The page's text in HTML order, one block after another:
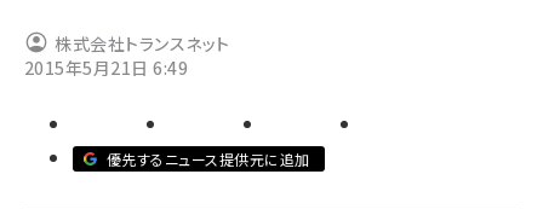
youtube (2441)
セミナー (2310)
株式会社トランスネット
2015年5月21日 6:49
優先するニュース提供元に追加